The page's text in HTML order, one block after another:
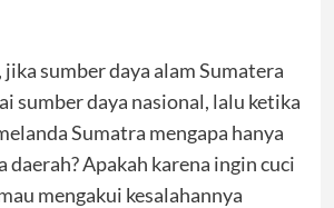
sumber daya alam Sumatera
sumber daya nasional, lalu ketika
Sumatra mengapa hanya
daerah? Apakah karena ingin cuci
mengakui kesalahannya